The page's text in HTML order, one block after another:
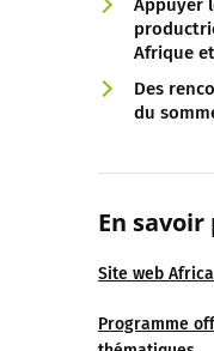
Appuyer
Afrique
Des
du
En savoir
Site web
Programme